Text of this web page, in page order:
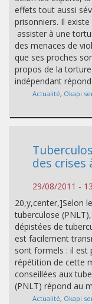
effets tout aussi
prisonniers. Il
assister à une
des menaces de
que ses proches
propos de la
indépendant
Actualité, Okapi
des crises
29/08/2011 -
20,y,center,]Selon
tuberculose
dépistées de
est facilement
sont formels : il est
répétition de cette
conseillées aux
(PNLT) répond au
Actualité, Okapi